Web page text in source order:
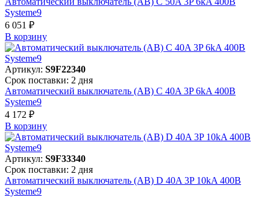
Systeme9
6 051 ₽
В корзинy
Артикул: S9F22340
Срок поставки: 2 дня
Автоматический выключатель (АВ) C 40A 3P 6kA 400В
Systeme9
4 172 ₽
В корзинy
Артикул: S9F33340
Срок поставки: 2 дня
Автоматический выключатель (АВ) D 40A 3P 10kA 400В
Systeme9